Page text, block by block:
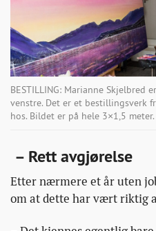
BESTILLING: Marianne
venstre. Det er et bestillingsverk
hos. Bildet er på hele 3×1,5
– Rett avgjørelse
Etter nærmere et år uten
om at dette har vært riktig